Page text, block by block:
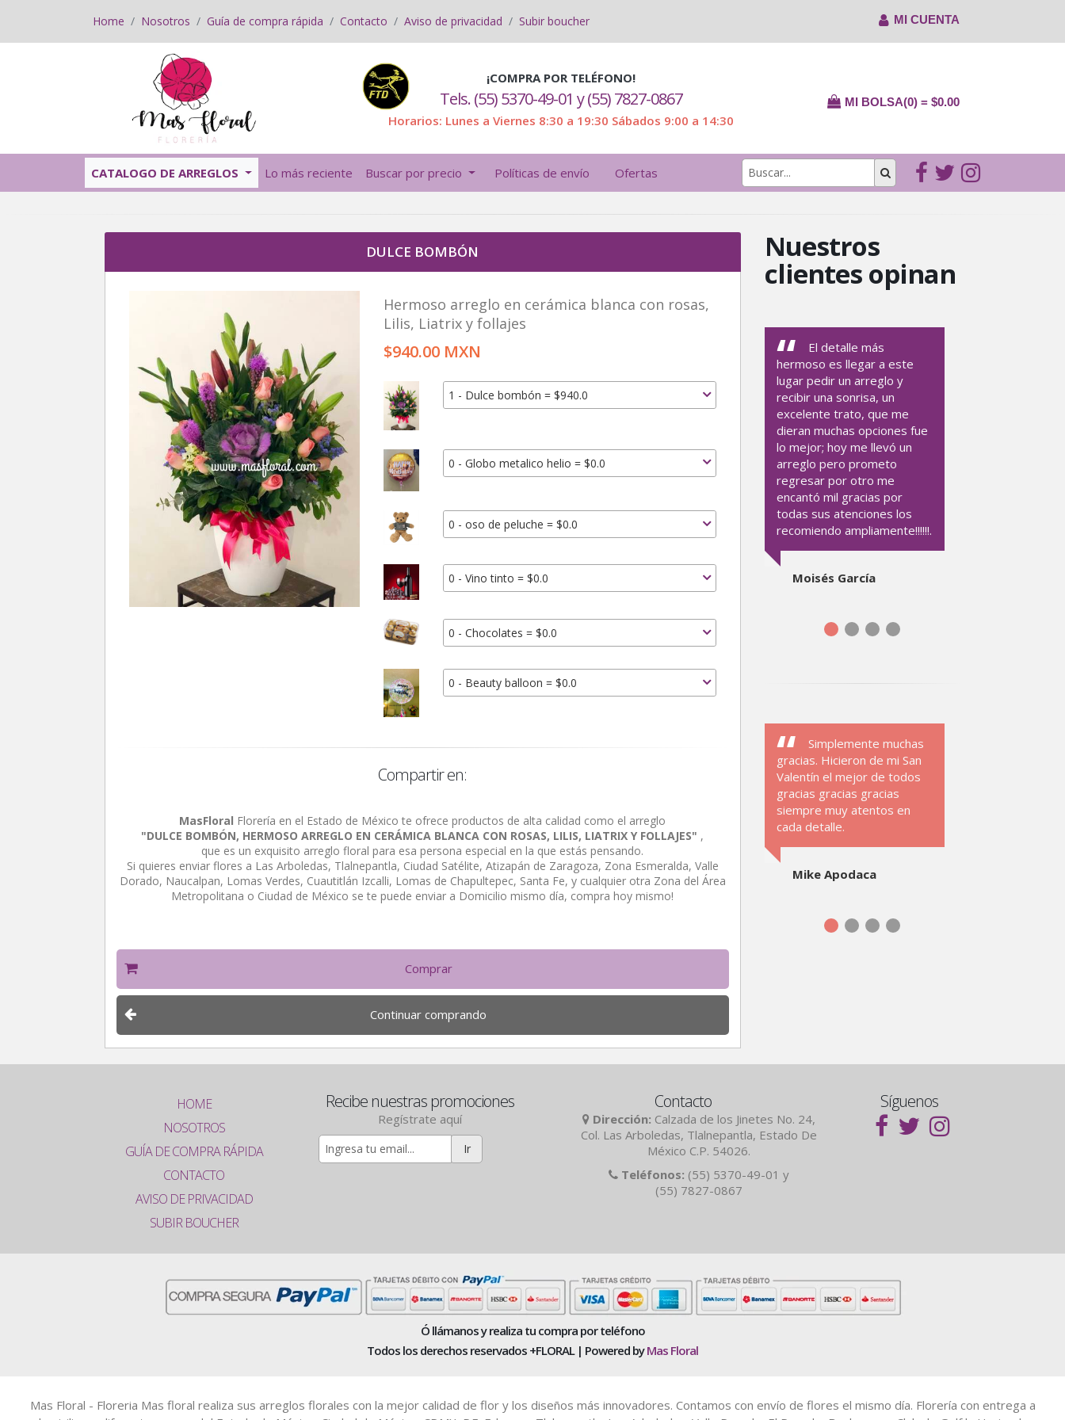
Home Nosotros Guía de compra rápida Contacto Aviso de privacidad Subir boucher MI CUENTA
¡COMPRA POR TELÉFONO!
Tels. (55) 5370-49-01 y (55) 7827-0867
Horarios: Lunes a Viernes 8:30 a 19:30 Sábados 9:00 a 14:30
MI BOLSA(0) = $0.00
CATALOGO DE ARREGLOS Lo más reciente Buscar por precio Políticas de envío Ofertas
DULCE BOMBÓN
Hermoso arreglo en cerámica blanca con rosas,
Lilis, Liatrix y follajes
$940.00 MXN
1 - Dulce bombón = $940.0
0 - Globo metalico helio = $0.0
0 - oso de peluche = $0.0
0 - Vino tinto = $0.0
0 - Chocolates = $0.0
0 - Beauty balloon = $0.0
Compartir en:
MasFloral Florería en el Estado de México te ofrece productos de alta calidad como el arreglo
"DULCE BOMBÓN, HERMOSO ARREGLO EN CERÁMICA BLANCA CON ROSAS, LILIS, LIATRIX Y FOLLAJES" ,
que es un exquisito arreglo floral para esa persona especial en la que estás pensando.
Si quieres enviar flores a Las Arboledas, Tlalnepantla, Ciudad Satélite, Atizapán de Zaragoza, Zona Esmeralda, Valle
Dorado, Naucalpan, Lomas Verdes, Cuautitlán Izcalli, Lomas de Chapultepec, Santa Fe, y cualquier otra Zona del Área
Metropolitana o Ciudad de México se te puede enviar a Domicilio mismo día, compra hoy mismo!
Comprar
Continuar comprando
Nuestros
clientes opinan
El detalle más
hermoso es llegar a este
lugar pedir un arreglo y
recibir una sonrisa, un
excelente trato, que me
dieran muchas opciones fue
lo mejor; hoy me llevó un
arreglo pero prometo
regresar por otro me
encantó mil gracias por
todas sus atenciones los
recomiendo ampliamente!!!!!!.
Moisés García
Simplemente muchas
gracias. Hicieron de mi San
Valentín el mejor de todos
gracias gracias gracias
siempre muy atentos en
cada detalle.
Mike Apodaca
HOME
NOSOTROS
GUÍA DE COMPRA RÁPIDA
CONTACTO
AVISO DE PRIVACIDAD
SUBIR BOUCHER
Recibe nuestras promociones
Regístrate aquí
Ir
Contacto
Dirección: Calzada de los Jinetes No. 24,
Col. Las Arboledas, Tlalnepantla, Estado De
México C.P. 54026.
Teléfonos: (55) 5370-49-01 y
(55) 7827-0867
Síguenos
Ó llámanos y realiza tu compra por teléfono
Todos los derechos reservados +FLORAL | Powered byMas Floral
Mas Floral - Floreria Mas floral realiza sus arreglos florales con la mejor calidad de flor y los diseños más innovadores. Contamos con envío de flores el mismo día. Florería con entrega a